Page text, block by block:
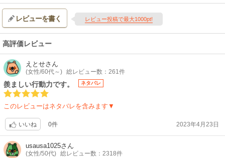
レビューを書く レビュー投稿で最大1000pt!
高評価レビュー
えとせさん
(女性/60代～) 総レビュー数：261件
羨ましい行動力です。 ネタバレ
このレビューはネタバレを含みます▼
いいね 0件 2023年4月23日
usausa1025さん
(女性/50代) 総レビュー数：2318件